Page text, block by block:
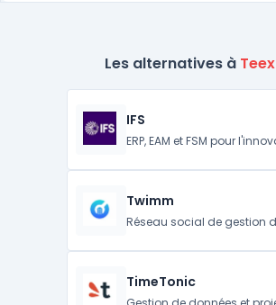
Les alternatives à
IFS
ERP, EAM et FSM pour
Twimm
Réseau social de gestion
TimeTonic